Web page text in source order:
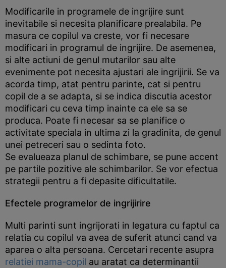
Modificarile in programele de ingrijire sunt
inevitabile si necesita planificare prealabila. Pe
masura ce copilul va creste, vor fi necesare
modificari in programul de ingrijire. De asemenea,
si alte actiuni de genul mutarilor sau alte
evenimente pot necesita ajustari ale ingrijirii. Se va
acorda timp, atat pentru parinte, cat si pentru
copil de a se adapta, si se indica discutia acestor
modificari cu ceva timp inainte ca ele sa se
produca. Poate fi necesar sa se planifice o
activitate speciala in ultima zi la gradinita, de genul
unei petreceri sau o sedinta foto.
Se evalueaza planul de schimbare, se pune accent
pe partile pozitive ale schimbarilor. Se vor efectua
strategii pentru a fi depasite dificultatile.
Efectele programelor de ingrijirire
Multi parinti sunt ingrijorati in legatura cu faptul ca
relatia cu copilul va avea de suferit atunci cand va
aparea o alta persoana. Cercetari recente asupra
relatiei mama-copil au aratat ca determinantii